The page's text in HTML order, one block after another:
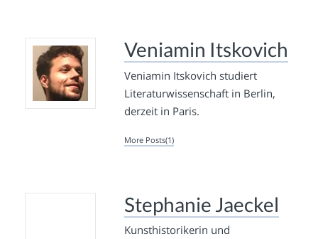
Veniamin Itskovich
Veniamin Itskovich studiert
Literaturwissenschaft in Berlin,
derzeit in Paris.
More Posts(1)
Stephanie Jaeckel
Kunsthistorikerin und